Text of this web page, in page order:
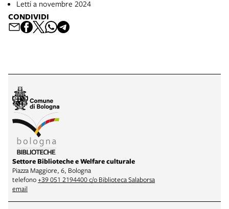
Letti a novembre 2024
CONDIVIDI
Settore Biblioteche e Welfare culturale
Piazza Maggiore, 6, Bologna
telefono+39 051 2194400 c/o Biblioteca Salaborsa
email